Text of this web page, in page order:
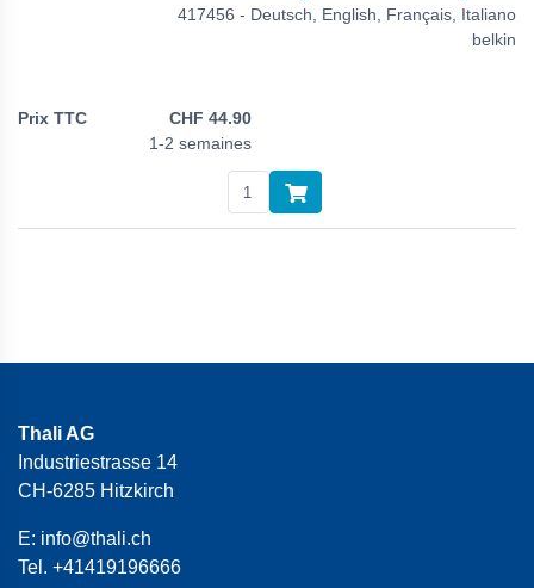
417456 - Deutsch, English, Français, Italiano
belkin
CHF 44.90
1-2 semaines
Thali AG
Industriestrasse 14
CH-6285 Hitzkirch
E: info@thali.ch
Tel. +41419196666